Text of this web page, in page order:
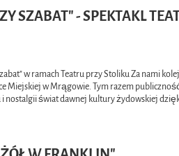
SZABAT" - SPEKTAKL
w ramach Teatru przy Stoliku Za nami
Miejskiej w Mrągowie. Tym razem
i nostalgii świat dawnej kultury żydowskiej